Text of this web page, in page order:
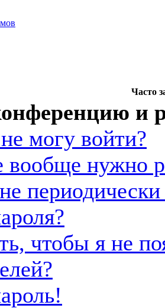
Часто
и
могу войти?
вообще нужно
периодически
чтобы я не